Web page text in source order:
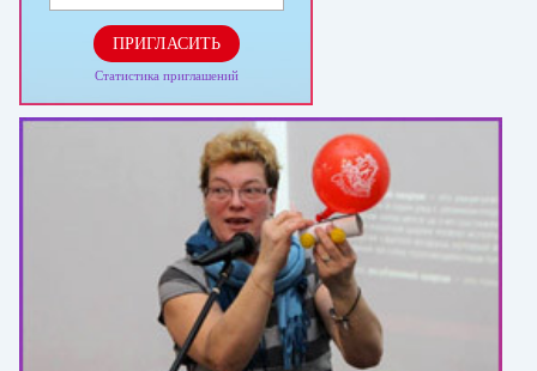
ПРИГЛАСИТЬ
Статистика приглашений